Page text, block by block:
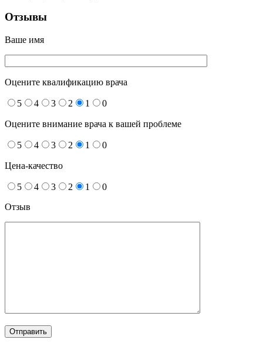
Отзывы
Ваше имя
Оцените квалификацию врача
5 4 3 2 1 0
Оцените внимание врача к вашей проблеме
5 4 3 2 1 0
Цена-качество
5 4 3 2 1
0
Отзыв